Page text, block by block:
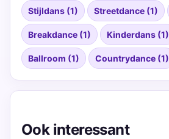
Stijldans (1) Streetdance (1)
Breakdance (1) Kinderdans (1)
Ballroom (1) Countrydance (1)
Ook interessant